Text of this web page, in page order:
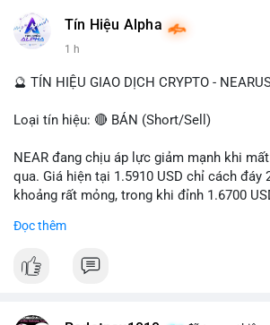
#vlikevn #titanbot
📰 Nguồn: Cointelegraph
Tín Hiệu Alpha
1 h
🔮 TÍN HIỆU GIAO DỊCH CRYPTO -
Loại tín hiệu: 🔴 BÁN (Short/Sell)
NEAR đang chịu áp lực giảm mạnh khi
qua. Giá hiện tại 1.5910 USD chỉ cách đáy
khoảng rất mỏng, trong khi đỉnh 1.6700
kiểm soát hoàn toàn. Khối lượng giao dịch
tiếp diễn.
Đọc thêm